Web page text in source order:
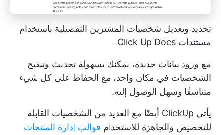
تحديد وتعديل شخصيات المشترين التفصيلية باستخدام
مستندات Click Up Docs
مع ورود بيانات جديدة، يمكنك بسهولة تحديث وتنقيح
الشخصيات في مكان واحد، مع الحفاظ على كل شيء
متناسقًا وسهل الوصول إليه.
يأتي ClickUp أيضًا مع العديد من الشخصيات القابلة
للتخصيص والجاهزة للاستخدام قوالب إدارة المنتجات